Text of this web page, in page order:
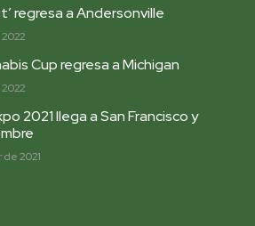
regresa a Andersonville
Cup regresa a Michigan
2021 llega a San Francisco y
2021